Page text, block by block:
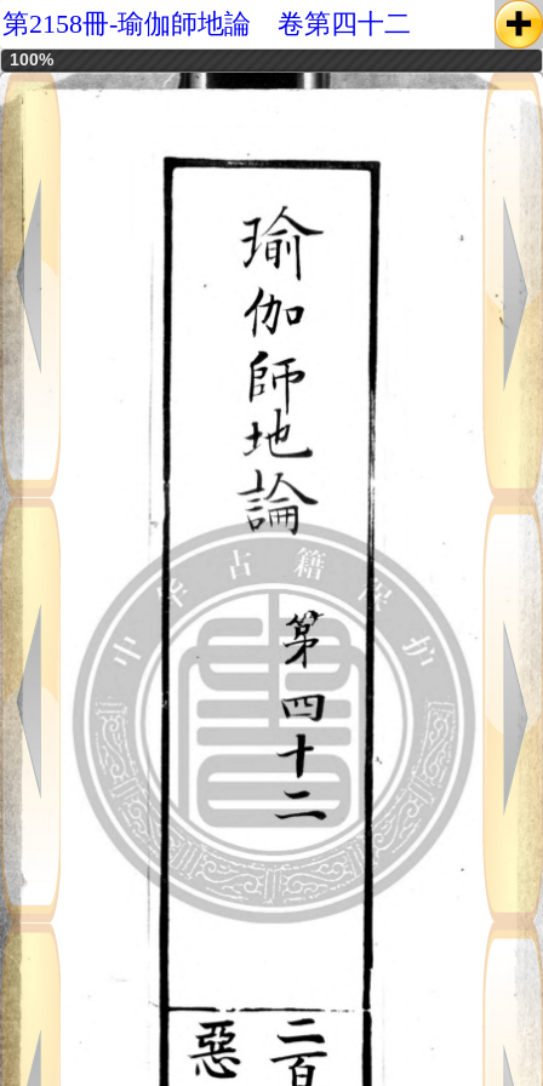
第2158冊-瑜伽師地論 卷第四十二
100%